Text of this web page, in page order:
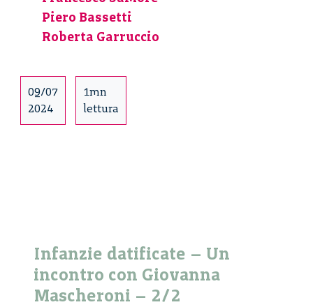
studi
di
Bassetti
Piero Bassetti
Roberta Garruccio
09/07
2024
1mn
lettura
Infanzie datificate – Un
incontro con Giovanna
Mascheroni – 2/2